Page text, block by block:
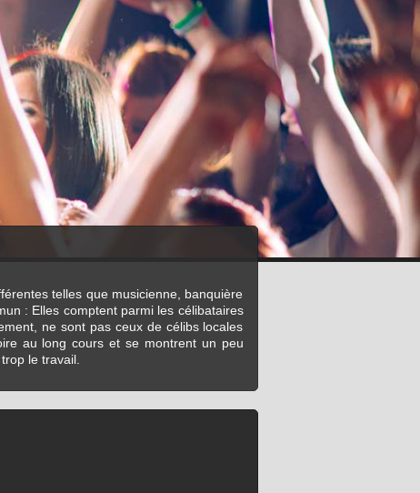
telles que musicienne, banquière
: Elles comptent parmi les célibataires
ne sont pas ceux de célibs locales
au long cours et se montrent un peu
le travail.